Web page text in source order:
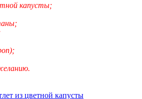
капусты;